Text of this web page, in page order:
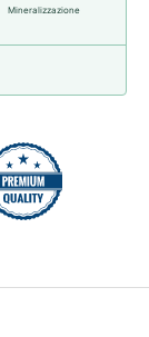
Mineralizzazione